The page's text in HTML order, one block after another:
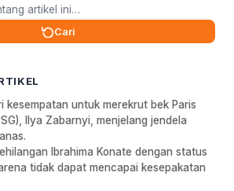
Cari
kesempatan untuk merekrut bek Paris
Ilya Zabarnyi, menjelang jendela
Ibrahima Konate dengan status
tidak dapat mencapai kesepakatan